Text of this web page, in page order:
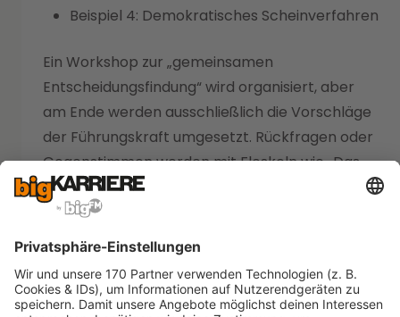
Beispiel 4: Demokratisches Scheinverfahren
Ein Workshop zur „gemeinsamen
Entscheidungsfindung“ wird organisiert, aber
am Ende werden ausschließlich die Vorschläge
der Führungskraft umgesetzt. Rückfragen oder
Gegenstimmen werden mit Floskeln wie „Das
passt nicht zu unserer Kultur“ abgeschmettert.
Hierarchieabbau
Offiziell wird das Team ohne formale Titel oder